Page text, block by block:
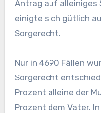
Antrag auf alleiniges
einigte sich gütlich
Sorgerecht.
Nur in 4690 Fällen
Sorgerecht
Prozent alleine der
Prozent dem Vater.